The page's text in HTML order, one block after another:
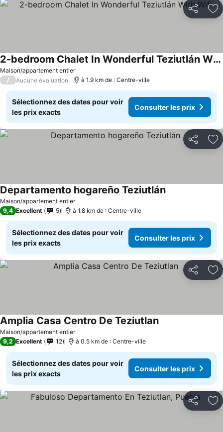
Partager
Maison/appartement entier
2-bedroom Chalet In Wonderful Teziutlán With Wifi
/ Aucune évaluation à 1.9 km de : Centre-ville
Sélectionnez des dates pour voir
les prix exacts
Consulter les prix
Partager
Maison/appartement entier
Departamento hogareño Teziutlán
9,4 Excellent 5 à 1.8 km de : Centre-ville
Sélectionnez des dates pour voir
les prix exacts
Consulter les prix
Partager
Maison/appartement entier
Amplia Casa Centro De Teziutlan
9,2 Excellent 12 à 0.5 km de : Centre-ville
Sélectionnez des dates pour voir
les prix exacts
Consulter les prix
Partager